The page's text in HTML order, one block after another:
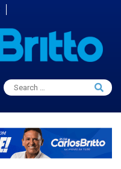
Search
for:
Search